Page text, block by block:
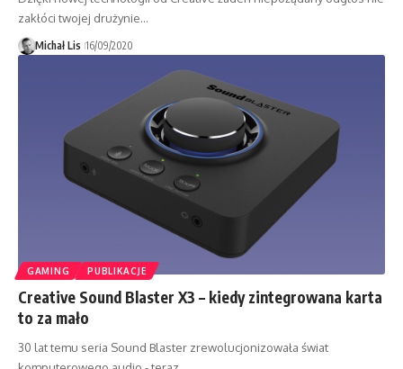
zakłóci twojej drużynie…
Michał Lis 16/09/2020
GAMING PUBLIKACJE
Creative Sound Blaster X3 – kiedy zintegrowana karta
to za mało
30 lat temu seria Sound Blaster zrewolucjonizowała świat